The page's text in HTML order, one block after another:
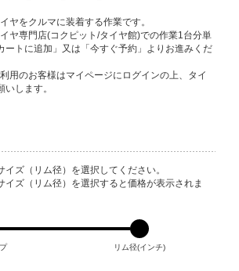
ヤをクルマに装着する作業です。
ヤ専門店(コクピット/タイヤ館)での作業1台分単
ートに追加」又は「今すぐ予約」よりお進みくだ
用のお客様はマイページにログインの上、タイ
します。
ズ（リム径）を選択してください。
イズ（リム径）を選択すると価格が表示されま
リム径(インチ)